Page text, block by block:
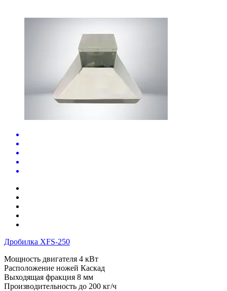
Дробилка XFS-250
Мощность двигателя 4 кВт
Расположение ножей Каскад
Выходящая фракция 8 мм
Производительность до 200 кг/ч